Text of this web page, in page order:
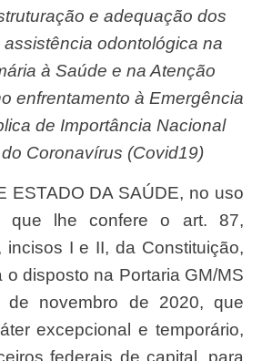
e adequação dos
odontológica na
à Saúde e na Atenção
enfrentamento à Emergência
de Importância Nacional
Coronavírus (Covid19)
que lhe confere o art. 87,
incisos I e II, da Constituição,
o disposto na Portaria GM/MS
novembro de 2020, que
excepcional e temporário,